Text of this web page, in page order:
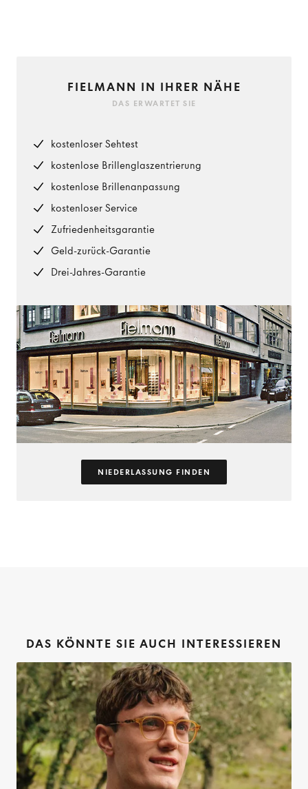
FIELMANN IN IHRER NÄHE
DAS ERWARTET SIE
kostenloser Sehtest
kostenlose Brillenglaszentrierung
kostenlose Brillenanpassung
kostenloser Service
Zufriedenheitsgarantie
Geld-zurück-Garantie
Drei-Jahres-Garantie
NIEDERLASSUNG FINDEN
DAS KÖNNTE SIE AUCH INTERESSIEREN